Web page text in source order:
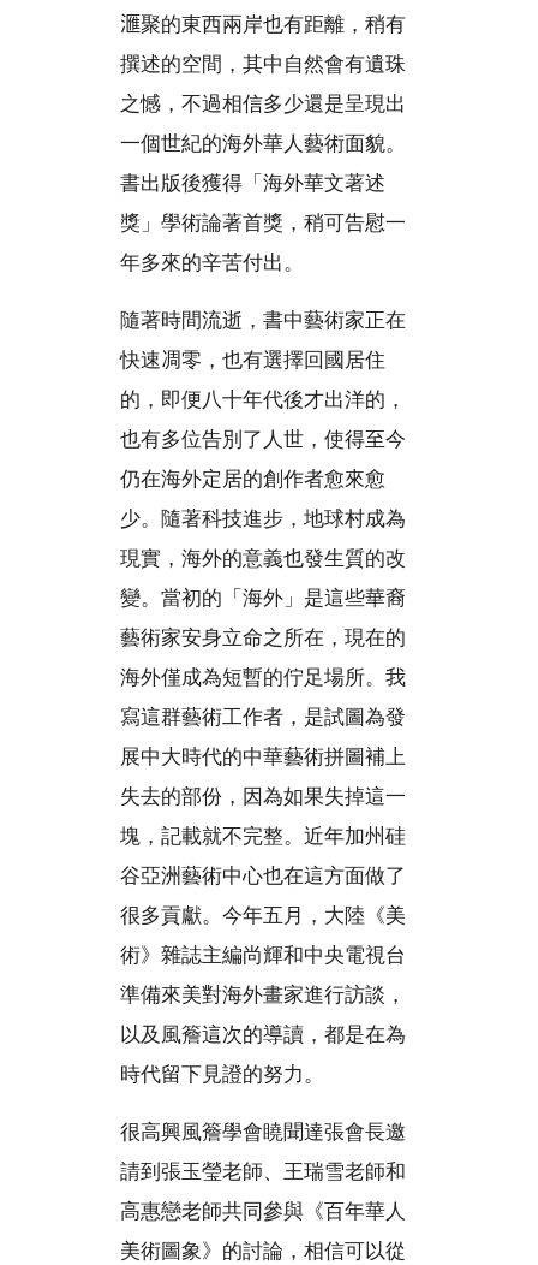
𣾀聚的東西兩岸也有距離，稍有
撰述的空間，其中自然會有遺珠
之憾，不過相信多少還是呈現出
一個世紀的海外華人藝術面貌。
書出版後獲得「海外華文著述
獎」學術論著首獎，稍可告慰一
年多來的辛苦付出。
隨著時間流逝，書中藝術家正在
快速凋零，也有選擇回國居住
的，即便八十年代後才出洋的，
也有多位告別了人世，使得至今
仍在海外定居的創作者愈來愈
少。隨著科技進步，地球村成為
現實，海外的意義也發生質的改
變。當初的「海外」是這些華裔
藝術家安身立命之所在，現在的
海外僅成為短暫的佇足場所。我
寫這群藝術工作者，是試圖為發
展中大時代的中華藝術拼圖補上
失去的部份，因為如果失掉這一
塊，記載就不完整。近年加州硅
谷亞洲藝術中心也在這方面做了
很多貢獻。今年五月，大陸《美
術》雜誌主編尚輝和中央電視台
準備來美對海外畫家進行訪談，
以及風簷這次的導讀，都是在為
時代留下見證的努力。
很高興風簷學會䁱聞達張會長邀
請到張玉瑩老師、王瑞雪老師和
高惠戀老師共同參與《百年華人
美術圖象》的討論，相信可以從